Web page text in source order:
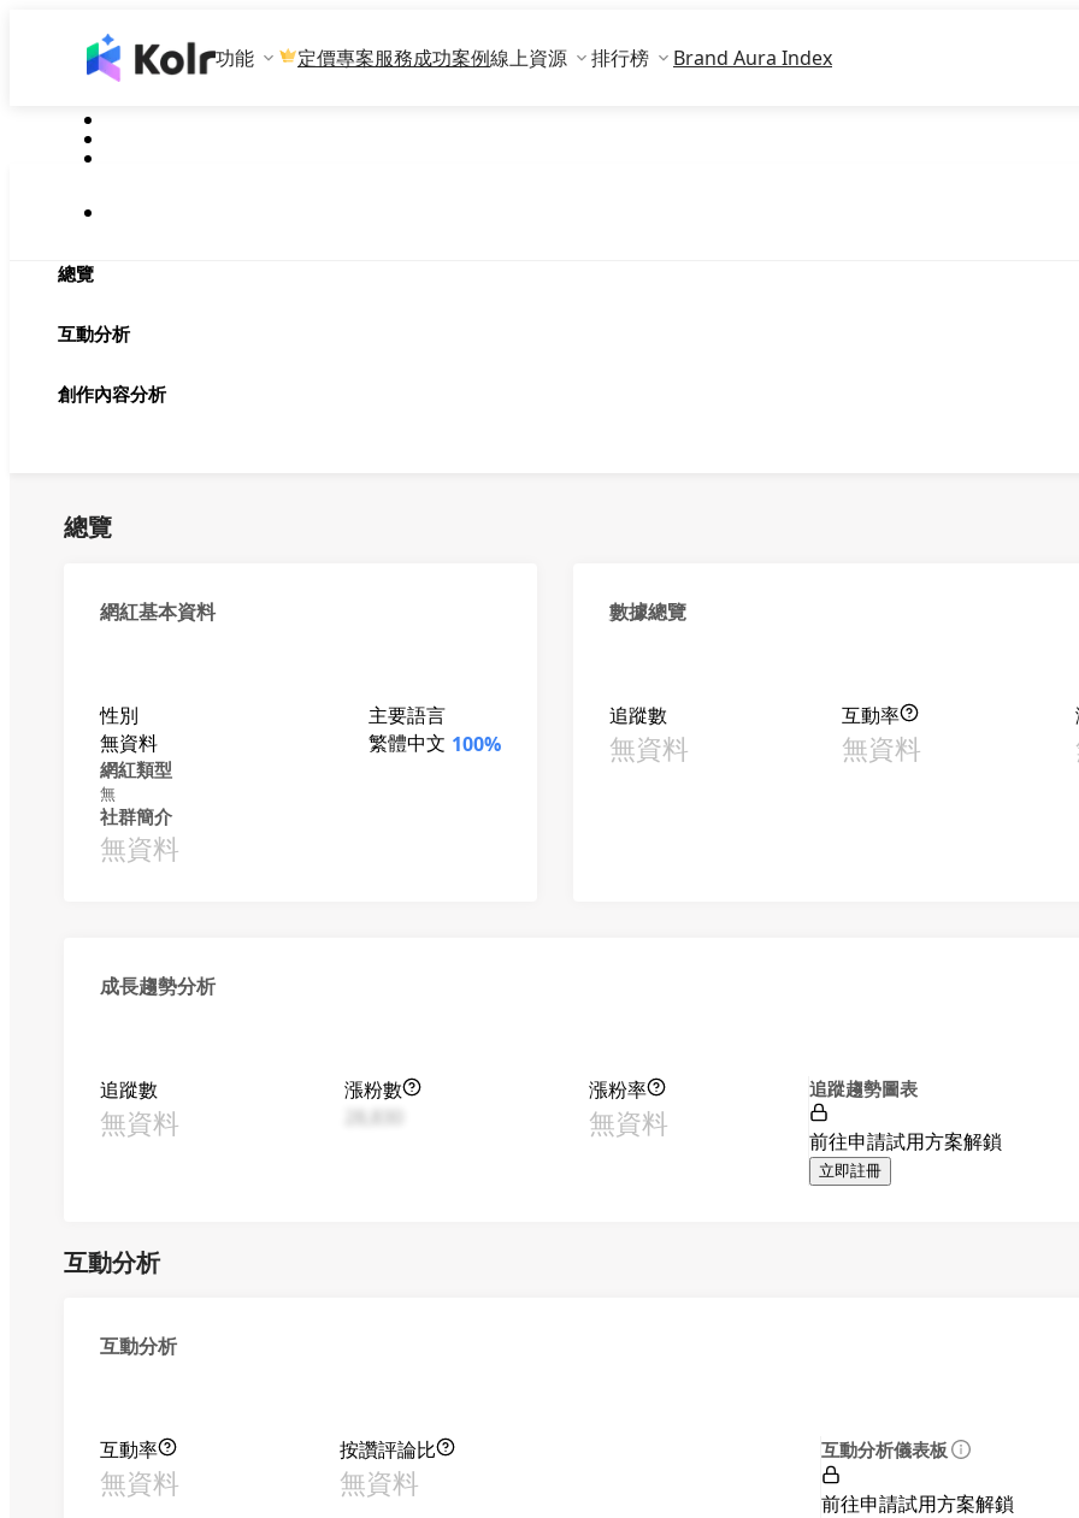
功能 定價專案服務成功案例線上資源 排行榜 Brand Aura Index
總覽
互動分析
創作內容分析
總覽
網紅基本資料
性別
無資料
主要語言
繁體中文 100%
網紅類型
無
社群簡介
無資料
數據總覽
追蹤數
無資料
互動率
無資料
成長趨勢分析
追蹤數
無資料
漲粉數
漲粉率
無資料
追蹤趨勢圖表
前往申請試用方案解鎖
立即註冊
互動分析
互動分析
互動率
無資料
按讚評論比
無資料
互動分析儀表板
前往申請試用方案解鎖